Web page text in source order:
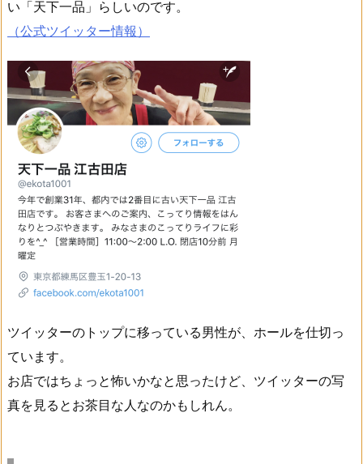
い「天下一品」らしいのです。
（公式ツイッター情報）
ツイッターのトップに移っている男性が、ホールを仕切っ
ています。
お店ではちょっと怖いかなと思ったけど、ツイッターの写
真を見るとお茶目な人なのかもしれん。